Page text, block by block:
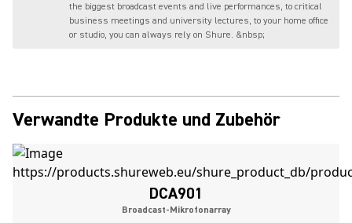
the biggest broadcast events and live performances, to critical
business meetings and university lectures, to your home office
or studio, you can always rely on Shure. &nbsp;
Verwandte Produkte und Zubehör
DCA901
Broadcast-Mikrofonarray